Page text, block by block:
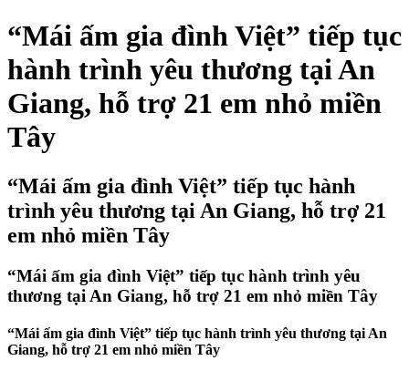
“Mái ấm gia đình Việt” tiếp tục
hành trình yêu thương tại An
Giang, hỗ trợ 21 em nhỏ miền
Tây
“Mái ấm gia đình Việt” tiếp tục hành
trình yêu thương tại An Giang, hỗ trợ 21
em nhỏ miền Tây
“Mái ấm gia đình Việt” tiếp tục hành trình yêu
thương tại An Giang, hỗ trợ 21 em nhỏ miền Tây
“Mái ấm gia đình Việt” tiếp tục hành trình yêu thương tại An
Giang, hỗ trợ 21 em nhỏ miền Tây